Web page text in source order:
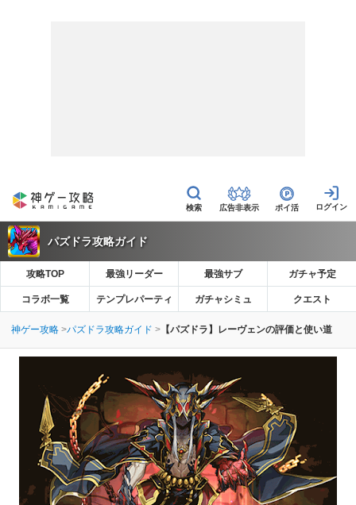
広告非表示 ポイ活
パズドラ攻略ガイド
攻略TOP 最強リーダー 最強サブ ガチャ予定
コラボ一覧 テンプレパーティ ガチャシミュ クエスト
神ゲー攻略 パズドラ攻略ガイド 【パズドラ】レーヴェンの評価と使い道